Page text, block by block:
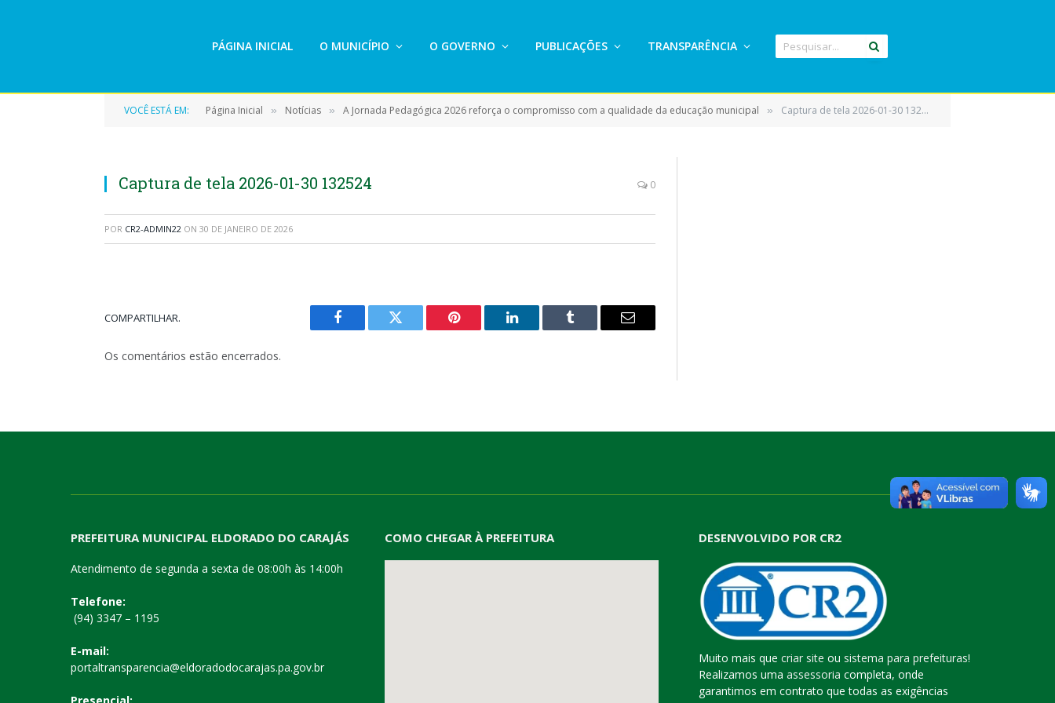
PÁGINA INICIAL O MUNICÍPIO O GOVERNO PUBLICAÇÕES TRANSPARÊNCIA
VOCÊ ESTÁ EM: Página Inicial » Notícias » A Jornada Pedagógica 2026 reforça o compromisso com a qualidade da educação municipal » Captura de tela 2026-01-30 132524
Captura de tela 2026-01-30 132524 0
POR CR2-ADMIN22 ON 30 DE JANEIRO DE 2026
COMPARTILHAR.
Facebook Twitter Pinterest LinkedIn Tumblr
E-
Os comentários estão encerrados.
PREFEITURA MUNICIPAL ELDORADO DO CARAJÁS
Atendimento de segunda a sexta de 08:00h às 14:00h
Telefone:
(94) 3347 – 1195
E-mail:
portaltransparencia@eldoradodocarajas.pa.gov.br
COMO CHEGAR À PREFEITURA DESENVOLVIDO POR CR2
Muito mais que criar site ou sistema para prefeituras!
Realizamos uma assessoria completa, onde
garantimos em contrato que todas as exigências